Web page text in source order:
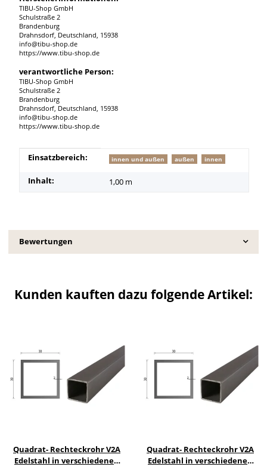
TIBU-Shop GmbH
Schulstraße 2
Brandenburg
Drahnsdorf, Deutschland, 15938
info@tibu-shop.de
https://www.tibu-shop.de
verantwortliche Person:
TIBU-Shop GmbH
Schulstraße 2
Brandenburg
Drahnsdorf, Deutschland, 15938
info@tibu-shop.de
https://www.tibu-shop.de
Produkteigenschaft
Wert
Einsatzbereich: innen und außen außen innen
Inhalt: 1,00 m
Bewertungen
Kunden kauften dazu folgende Artikel:
Quadrat- Rechteckrohr V2A
Edelstahl in verschiedenen
Quadrat- Rechteckrohr V2A
Edelstahl in verschiedenen